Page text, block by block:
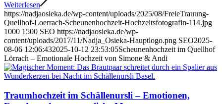
Weiterlesen
https://nadjaosieka.de/wp-content/uploads/2025/08/FreieTrauung-
Quellhof-Loerrach-Scheunenhochzeit-Hochzeitsfotografin-114.jpg
1000 1500 SEO https://nadjaosieka.de/wp-
content/uploads/2017/11/Nadja_Osieka-Hauptlogo.png SEO2025-
08-06 12:06:432025-10-12 23:53:05Scheunenhochzeit im Quellhof
Lörrach – Emotionale Hochzeit von Simone & Andi
Traumhochzeit im Schällenursli – Emotionen,